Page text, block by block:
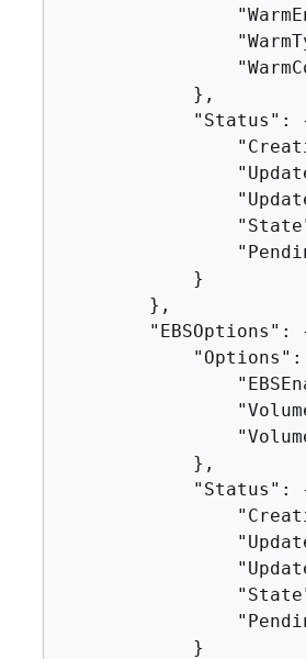
            },
            "Status":
            }
        },
        "EBSOptions":
            "Options":
            },
            "Status":
            }